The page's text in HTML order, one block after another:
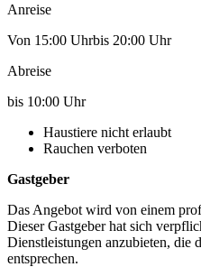
Anreise
Von 15:00 Uhrbis 20:00 Uhr
Abreise
bis 10:00 Uhr
Haustiere nicht erlaubt
Rauchen verboten
Gastgeber
Das Angebot wird von einem
Dieser Gastgeber hat sich
Dienstleistungen anzubieten, die
entsprechen.